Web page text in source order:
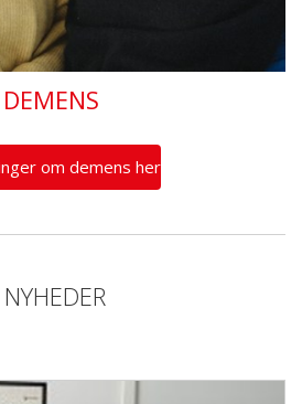
om demens her
NYHEDER